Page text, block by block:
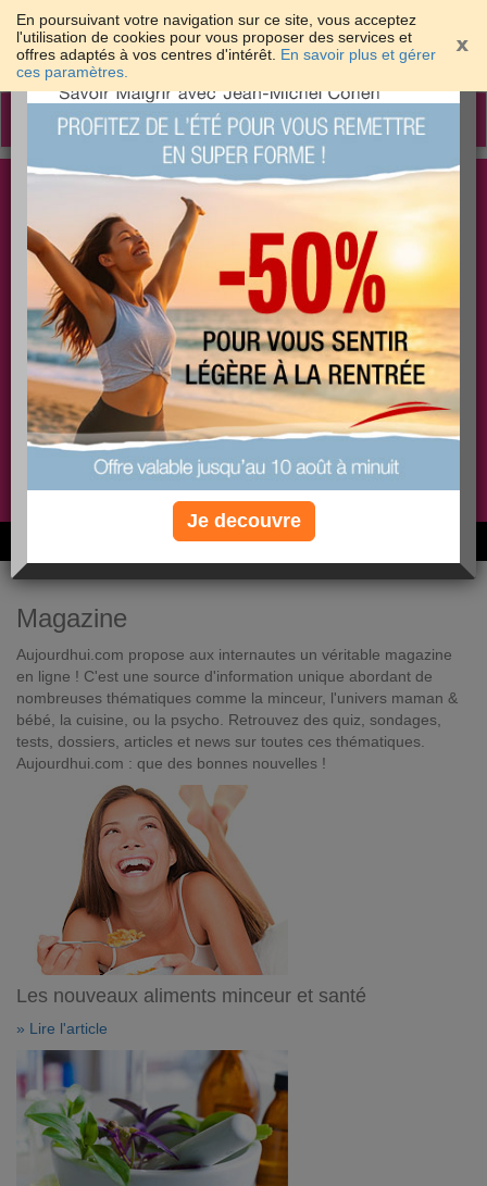
En poursuivant votre navigation sur ce site, vous acceptez
l'utilisation de cookies pour vous proposer des services et
offres adaptés à vos centres d'intérêt. En savoir plus et gérer
ces paramètres.
Toggle
Les meilleures solutions pour maigrir et être bien
dans sa peau
PLUS
EFFICACE
PLUS
SANTÉ
PLUS
COACHING
Non, je préfère le régime gratuit
6M de personnes ont maigri et réappris à manger avec nous
Magazine
Aujourdhui.com propose aux internautes un véritable magazine
en ligne ! C'est une source d'information unique abordant de
nombreuses thématiques comme la minceur, l'univers maman &
bébé, la cuisine, ou la psycho. Retrouvez des quiz, sondages,
tests, dossiers, articles et news sur toutes ces thématiques.
Aujourdhui.com : que des bonnes nouvelles !
Les nouveaux aliments minceur et santé
» Lire l'article
×
Je decouvre